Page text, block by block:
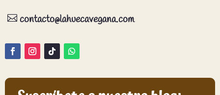
 contacto@lahuecavegana.com